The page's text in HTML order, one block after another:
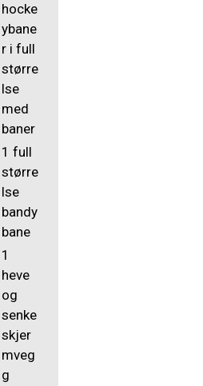
hocke
ybane
r i full
større
lse
med
baner
1 full
større
lse
bandy
bane
1
heve
og
senke
skjer
mveg
g